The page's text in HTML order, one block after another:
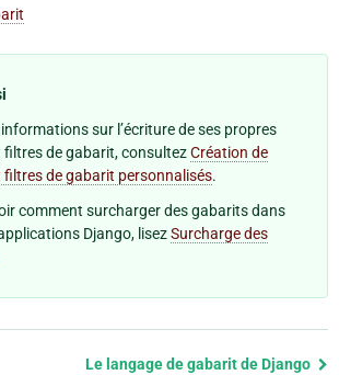
sur l’écriture de ses propres
filtres de gabarit, consultezCréation de
filtres de gabarit personnalisés.
comment surcharger des gabarits dans
Django, lisezSurcharge des
Le langage de gabarit de Django